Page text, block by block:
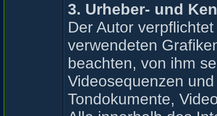
3. Urheber- und
Der Autor
verwendeten
beachten, von ihm
Videosequenzen
Tondokumente,